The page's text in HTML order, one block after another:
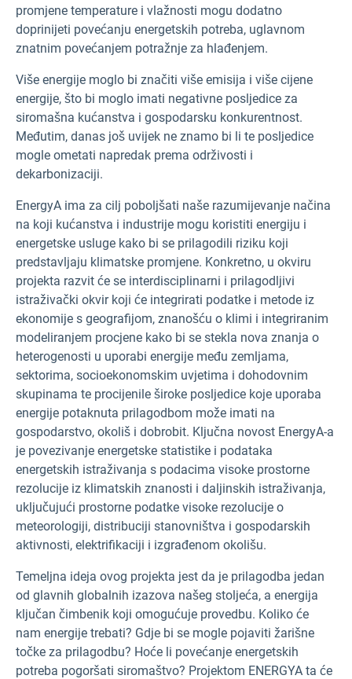
promjene temperature i vlažnosti mogu dodatno
doprinijeti povećanju energetskih potreba, uglavnom
znatnim povećanjem potražnje za hlađenjem.
Više energije moglo bi značiti više emisija i više cijene
energije, što bi moglo imati negativne posljedice za
siromašna kućanstva i gospodarsku konkurentnost.
Međutim, danas još uvijek ne znamo bi li te posljedice
mogle ometati napredak prema održivosti i
dekarbonizaciji.
EnergyA ima za cilj poboljšati naše razumijevanje načina
na koji kućanstva i industrije mogu koristiti energiju i
energetske usluge kako bi se prilagodili riziku koji
predstavljaju klimatske promjene. Konkretno, u okviru
projekta razvit će se interdisciplinarni i prilagodljivi
istraživački okvir koji će integrirati podatke i metode iz
ekonomije s geografijom, znanošću o klimi i integriranim
modeliranjem procjene kako bi se stekla nova znanja o
heterogenosti u uporabi energije među zemljama,
sektorima, socioekonomskim uvjetima i dohodovnim
skupinama te procijenile široke posljedice koje uporaba
energije potaknuta prilagodbom može imati na
gospodarstvo, okoliš i dobrobit. Ključna novost EnergyA-a
je povezivanje energetske statistike i podataka
energetskih istraživanja s podacima visoke prostorne
rezolucije iz klimatskih znanosti i daljinskih istraživanja,
uključujući prostorne podatke visoke rezolucije o
meteorologiji, distribuciji stanovništva i gospodarskih
aktivnosti, elektrifikaciji i izgrađenom okolišu.
Temeljna ideja ovog projekta jest da je prilagodba jedan
od glavnih globalnih izazova našeg stoljeća, a energija
ključan čimbenik koji omogućuje provedbu. Koliko će
nam energije trebati? Gdje bi se mogle pojaviti žarišne
točke za prilagodbu? Hoće li povećanje energetskih
potreba pogoršati siromaštvo? Projektom ENERGYA ta će